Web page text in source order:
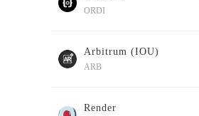
ORDI
Arbitrum (IOU)
ARB
Render